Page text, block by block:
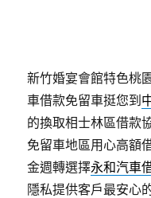
新竹婚宴會館特色桃
車借款免留車挺您到
的換取相士林區借款
免留車地區用心高額
金週轉選擇永和汽車
隱私提供客戶最安心